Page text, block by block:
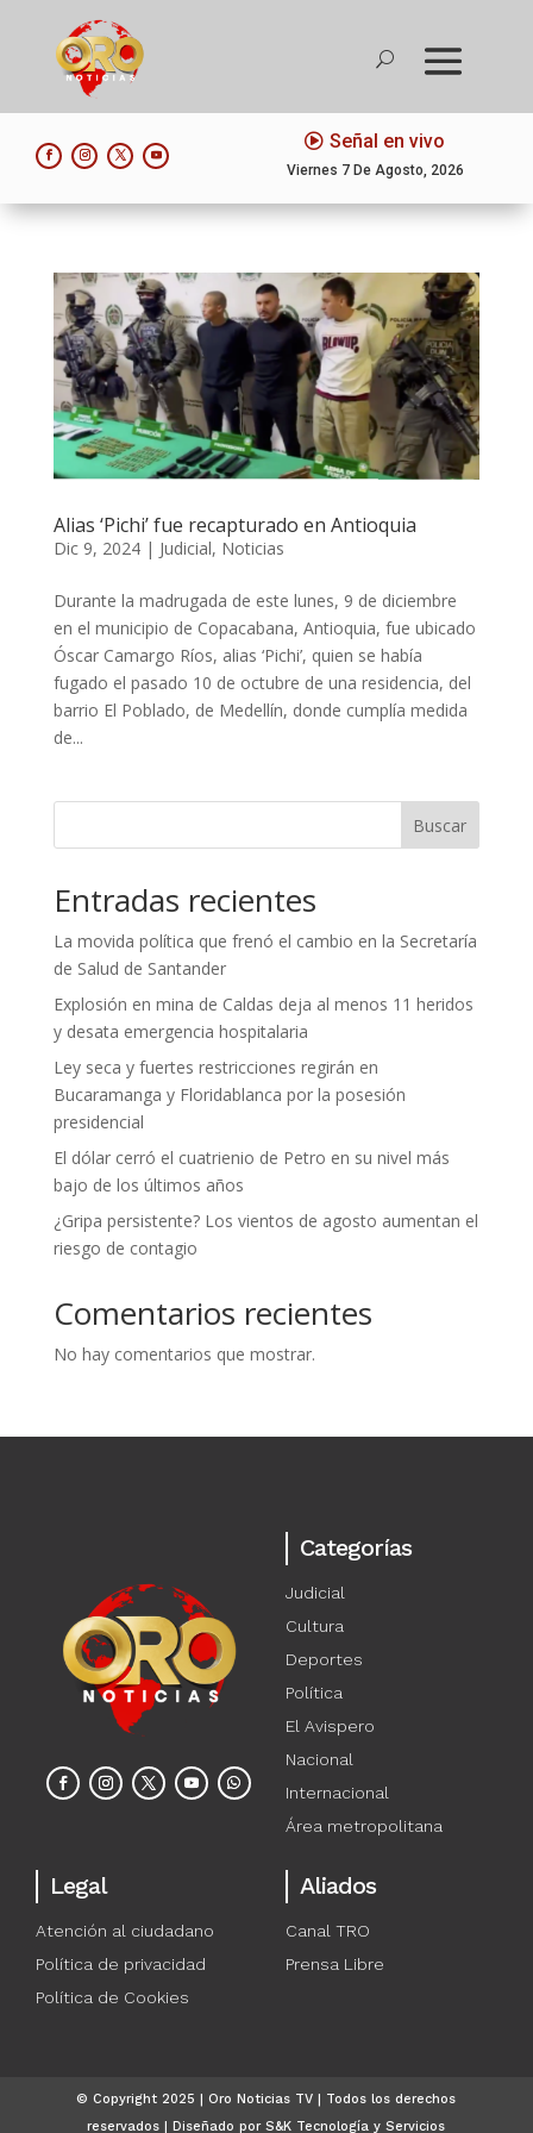
Señal en vivo
Viernes 7 De Agosto, 2026
Alias ‘Pichi’ fue recapturado en Antioquia
Dic 9, 2024| Judicial, Noticias
Durante la madrugada de este lunes, 9 de diciembre
en el municipio de Copacabana, Antioquia, fue ubicado
Óscar Camargo Ríos, alias ‘Pichi’, quien se había
fugado el pasado 10 de octubre de una residencia, del
barrio El Poblado, de Medellín, donde cumplía medida
de...
Buscar
Entradas recientes
La movida política que frenó el cambio en la Secretaría
de Salud de Santander
Explosión en mina de Caldas deja al menos 11 heridos
y desata emergencia hospitalaria
Ley seca y fuertes restricciones regirán en
Bucaramanga y Floridablanca por la posesión
presidencial
El dólar cerró el cuatrienio de Petro en su nivel más
bajo de los últimos años
¿Gripa persistente? Los vientos de agosto aumentan el
riesgo de contagio
Comentarios recientes
No hay comentarios que mostrar.
Categorías
Judicial
Cultura
Deportes
Política
El Avispero
Nacional
Internacional
Área metropolitana
Legal
Atención al ciudadano
Política de privacidad
Política de Cookies
Aliados
Canal TRO
Prensa Libre
© Copyright 2025 | Oro Noticias TV | Todos los derechos
reservados | Diseñado por S&K Tecnología y Servicios